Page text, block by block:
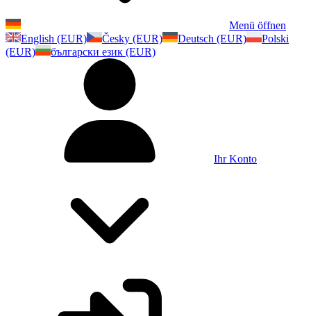
Menü öffnen
English (EUR)
Česky (EUR) Deutsch (EUR)
Polski
(EUR)
български език (EUR)
Ihr Konto